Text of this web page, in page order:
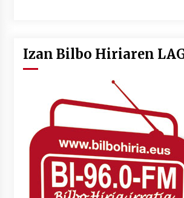
Izan Bilbo Hiriaren